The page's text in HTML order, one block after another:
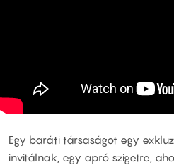
Egy baráti társaságot egy
invitálnak, egy apró szigetre,